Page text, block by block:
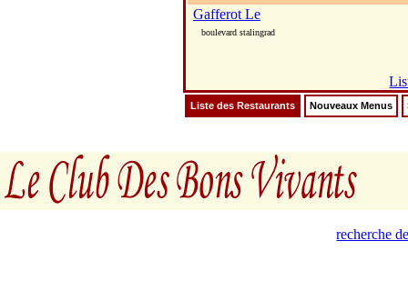
Gafferot Le
boulevard stalingrad
Liste des Restaurants Nouveaux Menus
recherche